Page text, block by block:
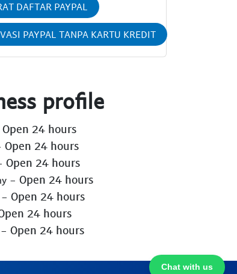
DAFTAR PAYPAL
PAYPAL TANPA KARTU KREDIT
Chat with us
profile
24 hours
Open 24 hours
Open 24 hours
- Open 24 hours
- Open 24 hours
24 hours
- Open 24 hours